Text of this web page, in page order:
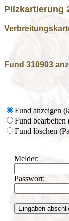
Pilzkartierung
Fund 310903
Fund anzeigen
Fund
Fund löschen
Melder:
Passwort: